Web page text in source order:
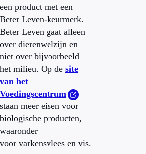
een product met een
Beter Leven-keurmerk.
Beter Leven gaat alleen
over dierenwelzijn en
niet over bijvoorbeeld
het milieu. Op de site
van het
Voedingscentrum
staan meer eisen voor
biologische producten,
waaronder
voor varkensvlees en vis.